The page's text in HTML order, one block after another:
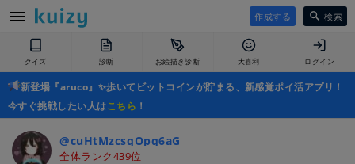
作成する 検索
クイズ 診断 お絵描き診断 大喜利 ログイン
新登場『aruco』✨歩いてビットコインが貯まる、新感覚ポイ活アプリ！
今すぐ挑戦したい人はこちら ！
@cuHtMzcsqOpq6aG
全体ランク439位